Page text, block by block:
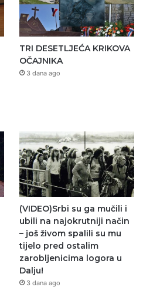
TRI DESETLJEĆA KRIKOVA
OČAJNIKA
3 dana ago
(VIDEO)Srbi su ga mučili i
ubili na najokrutniji način
– još živom spalili su mu
tijelo pred ostalim
zarobljenicima logora u
Dalju!
3 dana ago